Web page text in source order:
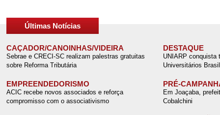
Últimas Notícias
CAÇADOR/CANOINHAS/VIDEIRA
Sebrae e CRECI-SC realizam palestras gratuitas
sobre Reforma Tributária
DESTAQUE
UNIARP conquista
Universitários
EMPREENDEDORISMO
ACIC recebe novos associados e reforça
compromisso com o associativismo
PRÉ-
Em Joaçaba,
Cobalchini